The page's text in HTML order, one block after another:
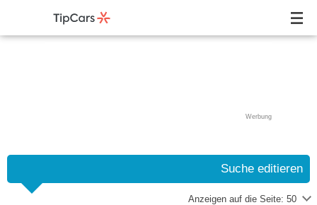
Werbung
Suche editieren
Anzeigen auf die Seite: 50